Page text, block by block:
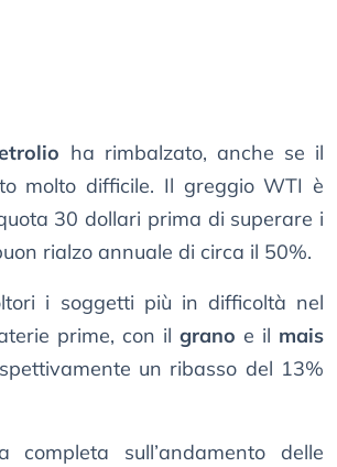
ha rimbalzato, anche se il
molto difficile. Il greggio WTI è
30 dollari prima di superare i
rialzo annuale di circa il 50%.
i soggetti più in difficoltà nel
prime, con il grano e il mais
un ribasso del 13%
completa sull’andamento delle